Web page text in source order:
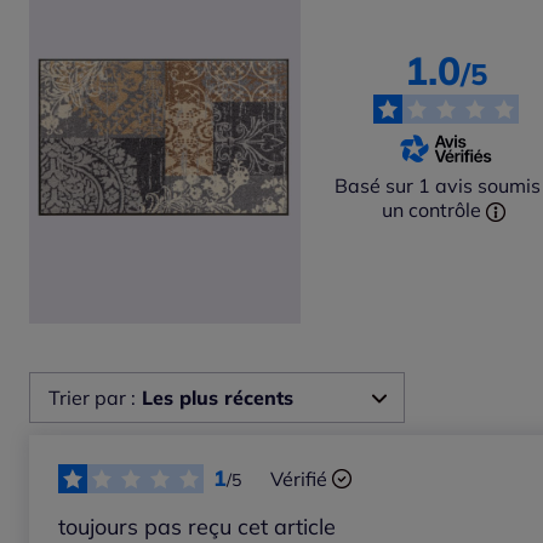
1.0/5
Basé sur 1 avis
un contrôle
Trier par : Les plus récents
Les plus anciens
1/5 Vérifié
toujours pas reçu cet article